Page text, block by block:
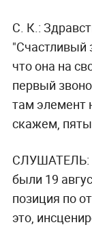
С. К.:
"Счастливый
что она на
первый
там элемент
скажем,
СЛУШАТЕЛЬ:
были 19
позиция по
это,